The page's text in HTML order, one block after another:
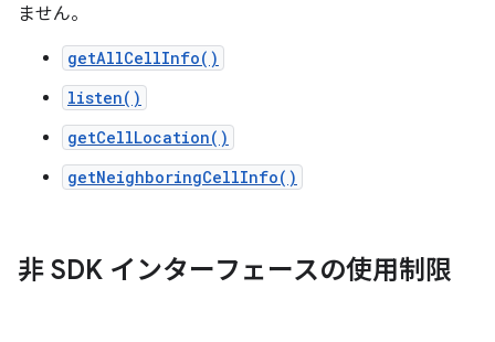
ません。
getAllCellInfo()
listen()
getCellLocation()
getNeighboringCellInfo()
非 SDK インターフェースの使用制限